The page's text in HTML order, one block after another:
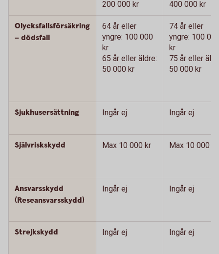
200 000 kr 400 000 kr
Olycksfallsförsäkring
– dödsfall
64 år eller
yngre: 100 000
kr
65 år eller äldre:
50 000 kr
74 år eller
yngre: 100
kr
75 år eller
50 000 kr
Sjukhusersättning Ingår ej Ingår ej
Självriskskydd Max 10 000 kr Max 10 000 kr
Ansvarsskydd
(Reseansvarsskydd)
Ingår ej Ingår ej
Strejkskydd Ingår ej Ingår ej